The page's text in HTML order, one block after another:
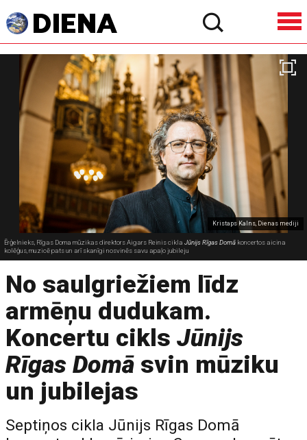
Kristaps Kalns, Dienas mediji
Ērģelnieks, Rīgas Doma mūzikas direktors Aigars Reinis cikla Jūnijs Rīgas Domākoncertos aicina
kolēģus, muzicē pats un arī skanīgi nosvinēs savu apaļo jubileju
No saulgriežiem līdz
armēņu dudukam.
Koncertu ciklsJūnijs
Rīgas Domā svin mūziku
un jubilejas
Septiņos cikla Jūnijs Rīgas Domā